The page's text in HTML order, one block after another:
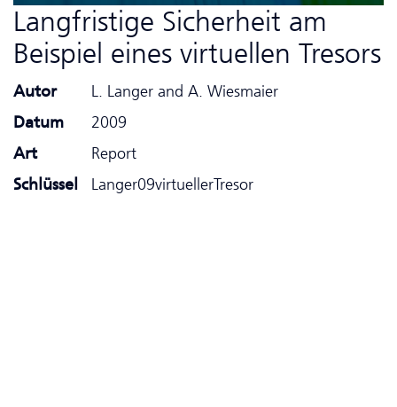
Langfristige Sicherheit am
Beispiel eines virtuellen Tresors
Autor
L. Langer and A. Wiesmaier
Datum
2009
Art
Report
Schlüssel
Langer09virtuellerTresor